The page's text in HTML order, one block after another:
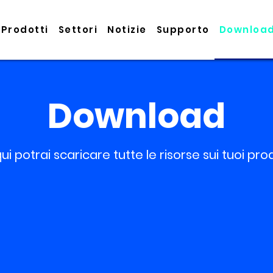
Prodotti Settori Notizie Supporto Download
Download
potrai scaricare tutte le risorse sui tuoi